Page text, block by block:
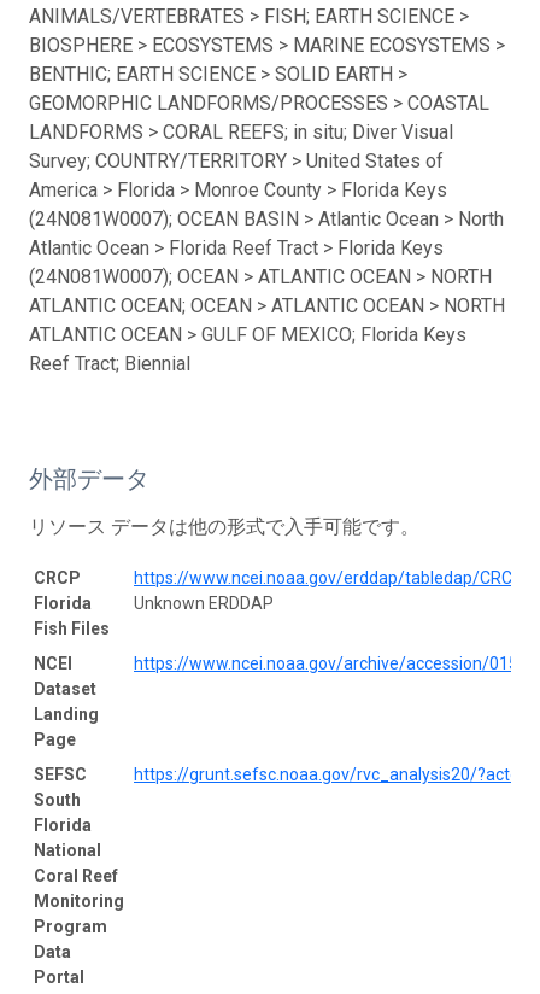
ANIMALS/VERTEBRATES > FISH; EARTH SCIENCE >
BIOSPHERE > ECOSYSTEMS > MARINE ECOSYSTEMS >
BENTHIC; EARTH SCIENCE > SOLID EARTH >
GEOMORPHIC LANDFORMS/PROCESSES > COASTAL
LANDFORMS > CORAL REEFS; in situ; Diver Visual
Survey; COUNTRY/TERRITORY > United States of
America > Florida > Monroe County > Florida Keys
(24N081W0007); OCEAN BASIN > Atlantic Ocean > North
Atlantic Ocean > Florida Reef Tract > Florida Keys
(24N081W0007); OCEAN > ATLANTIC OCEAN > NORTH
ATLANTIC OCEAN; OCEAN > ATLANTIC OCEAN > NORTH
ATLANTIC OCEAN > GULF OF MEXICO; Florida Keys
Reef Tract; Biennial
外部データ
リソース データは他の形式で入手可能です。
CRCP
Florida
Fish Files
https://www.ncei.noaa.gov/erddap/tabledap/
Unknown ERDDAP
NCEI
Dataset
Landing
Page
https://www.ncei.noaa.gov/archive/accession/
SEFSC
South
Florida
National
Coral Reef
Monitoring
Program
Data
Portal
https://grunt.sefsc.noaa.gov/rvc_analysis20/